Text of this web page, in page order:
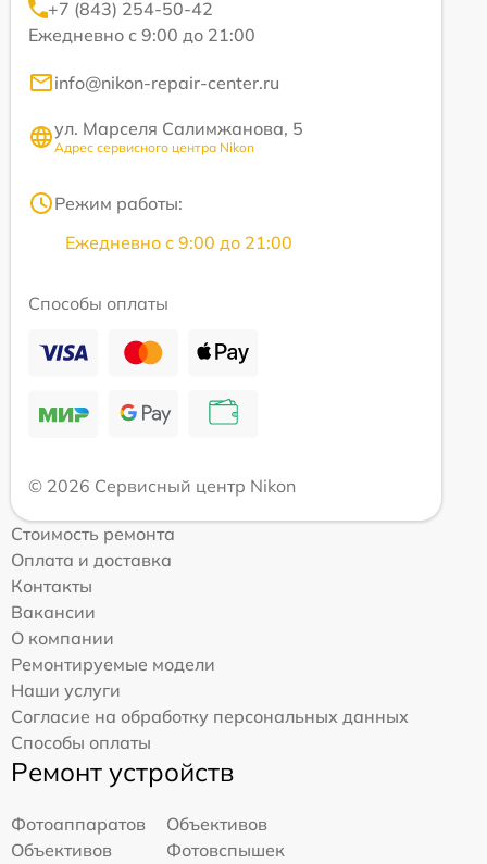
+7 (843) 254-50-42
Ежедневно с 9:00 до 21:00
info@nikon-repair-center.ru
ул. Марселя Салимжанова, 5
Адрес сервисного центра Nikon
Режим работы:
Ежедневно с 9:00 до 21:00
Способы оплаты
© 2026 Сервисный центр Nikon
Стоимость ремонта
Оплата и доставка
Контакты
Вакансии
О компании
Ремонтируемые модели
Наши услуги
Согласие на обработку персональных данных
Способы оплаты
Ремонт устройств
Фотоаппаратов
Объективов
Объективов
Фотовспышек